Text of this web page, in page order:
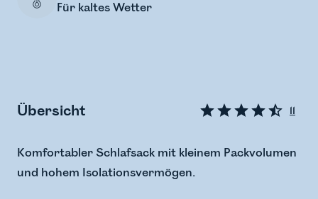
Für kaltes Wetter
Übersicht 11
Komfortabler Schlafsack mit kleinem Packvolumen
und hohem Isolationsvermögen.